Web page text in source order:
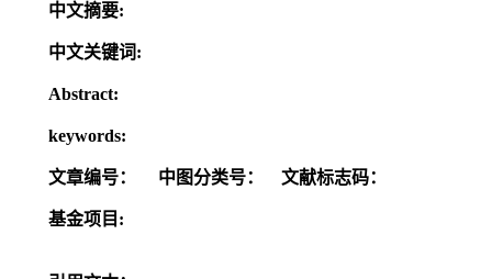
中文摘要:
中文关键词:
Abstract:
keywords:
文章编号： 中图分类号： 文献标志码：
基金项目: